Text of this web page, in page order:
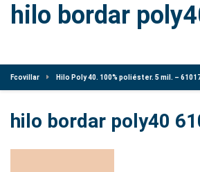
hilo bordar
Fcovillar Hilo Poly 40. 100% poliéster. 5 mil. –
hilo bordar poly40